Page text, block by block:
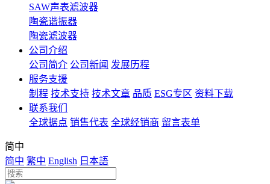
SAW声表滤波器
陶瓷谐振器
陶瓷滤波器
公司介绍
公司简介 公司新闻 发展历程
服务支援
制程 技术支持 技术文章 品质 ESG专区 资料下载
联系我们
全球据点 销售代表 全球经销商 留言表单
简中
简中 繁中 English 日本語